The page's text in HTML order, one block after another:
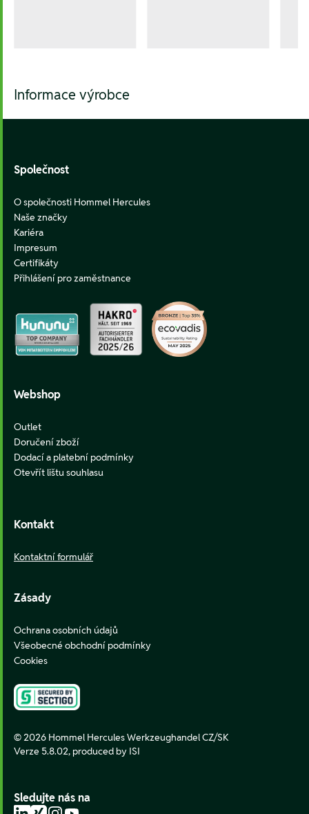
Informace výrobce
Footer
Společnost
O společnosti Hommel Hercules
Naše značky
Kariéra
Impresum
Certifikáty
Přihlášení pro zaměstnance
Webshop
Outlet
Doručení zboží
Dodací a platební podmínky
Otevřít lištu souhlasu
Kontakt
Kontaktní formulář
Zásady
Ochrana osobních údajů
Všeobecné obchodní podmínky
Cookies
© 2026 Hommel Hercules Werkzeughandel CZ/SK
Verze 5.8.02, produced by ISI
Sledujte nás na